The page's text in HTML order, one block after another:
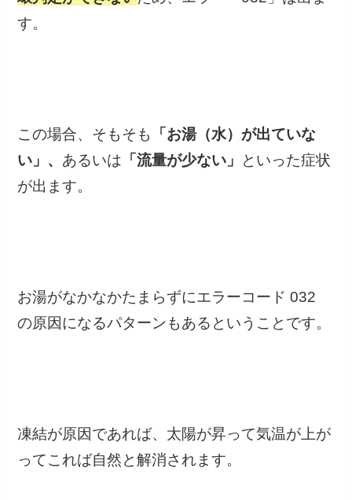
す。
この場合、そもそも
「お湯（水）が出ていな
い」、 あるいは 「流量が少ない」
といった症状
が出ます。
お湯がなかなかたまらずにエラーコード 032
の原因になるパターンもあるということです。
凍結が原因であれば、 太陽が昇って気温が上が
ってこれば自然と解消されます。